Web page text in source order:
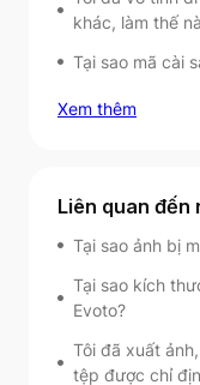
khác, làm thế
Tại sao mã cài
Xem thêm
Liên quan đến
Tại sao ảnh bị
Tại sao kích
Evoto?
Tôi đã xuất
tệp được chỉ